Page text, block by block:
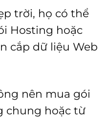
trời, họ có thể
Hosting hoặc
cắp dữ liệu Web
nên mua gói
chung hoặc từ